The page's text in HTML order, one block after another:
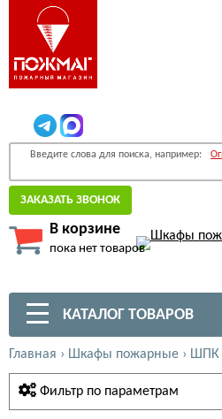
Введите слова для поиска, например:
ЗАКАЗАТЬ ЗВОНОК
В корзине
пока нет товаров
КАТАЛОГ ТОВАРОВ
Главная › Шкафы пожарные › ШПК
Фильтр по параметрам